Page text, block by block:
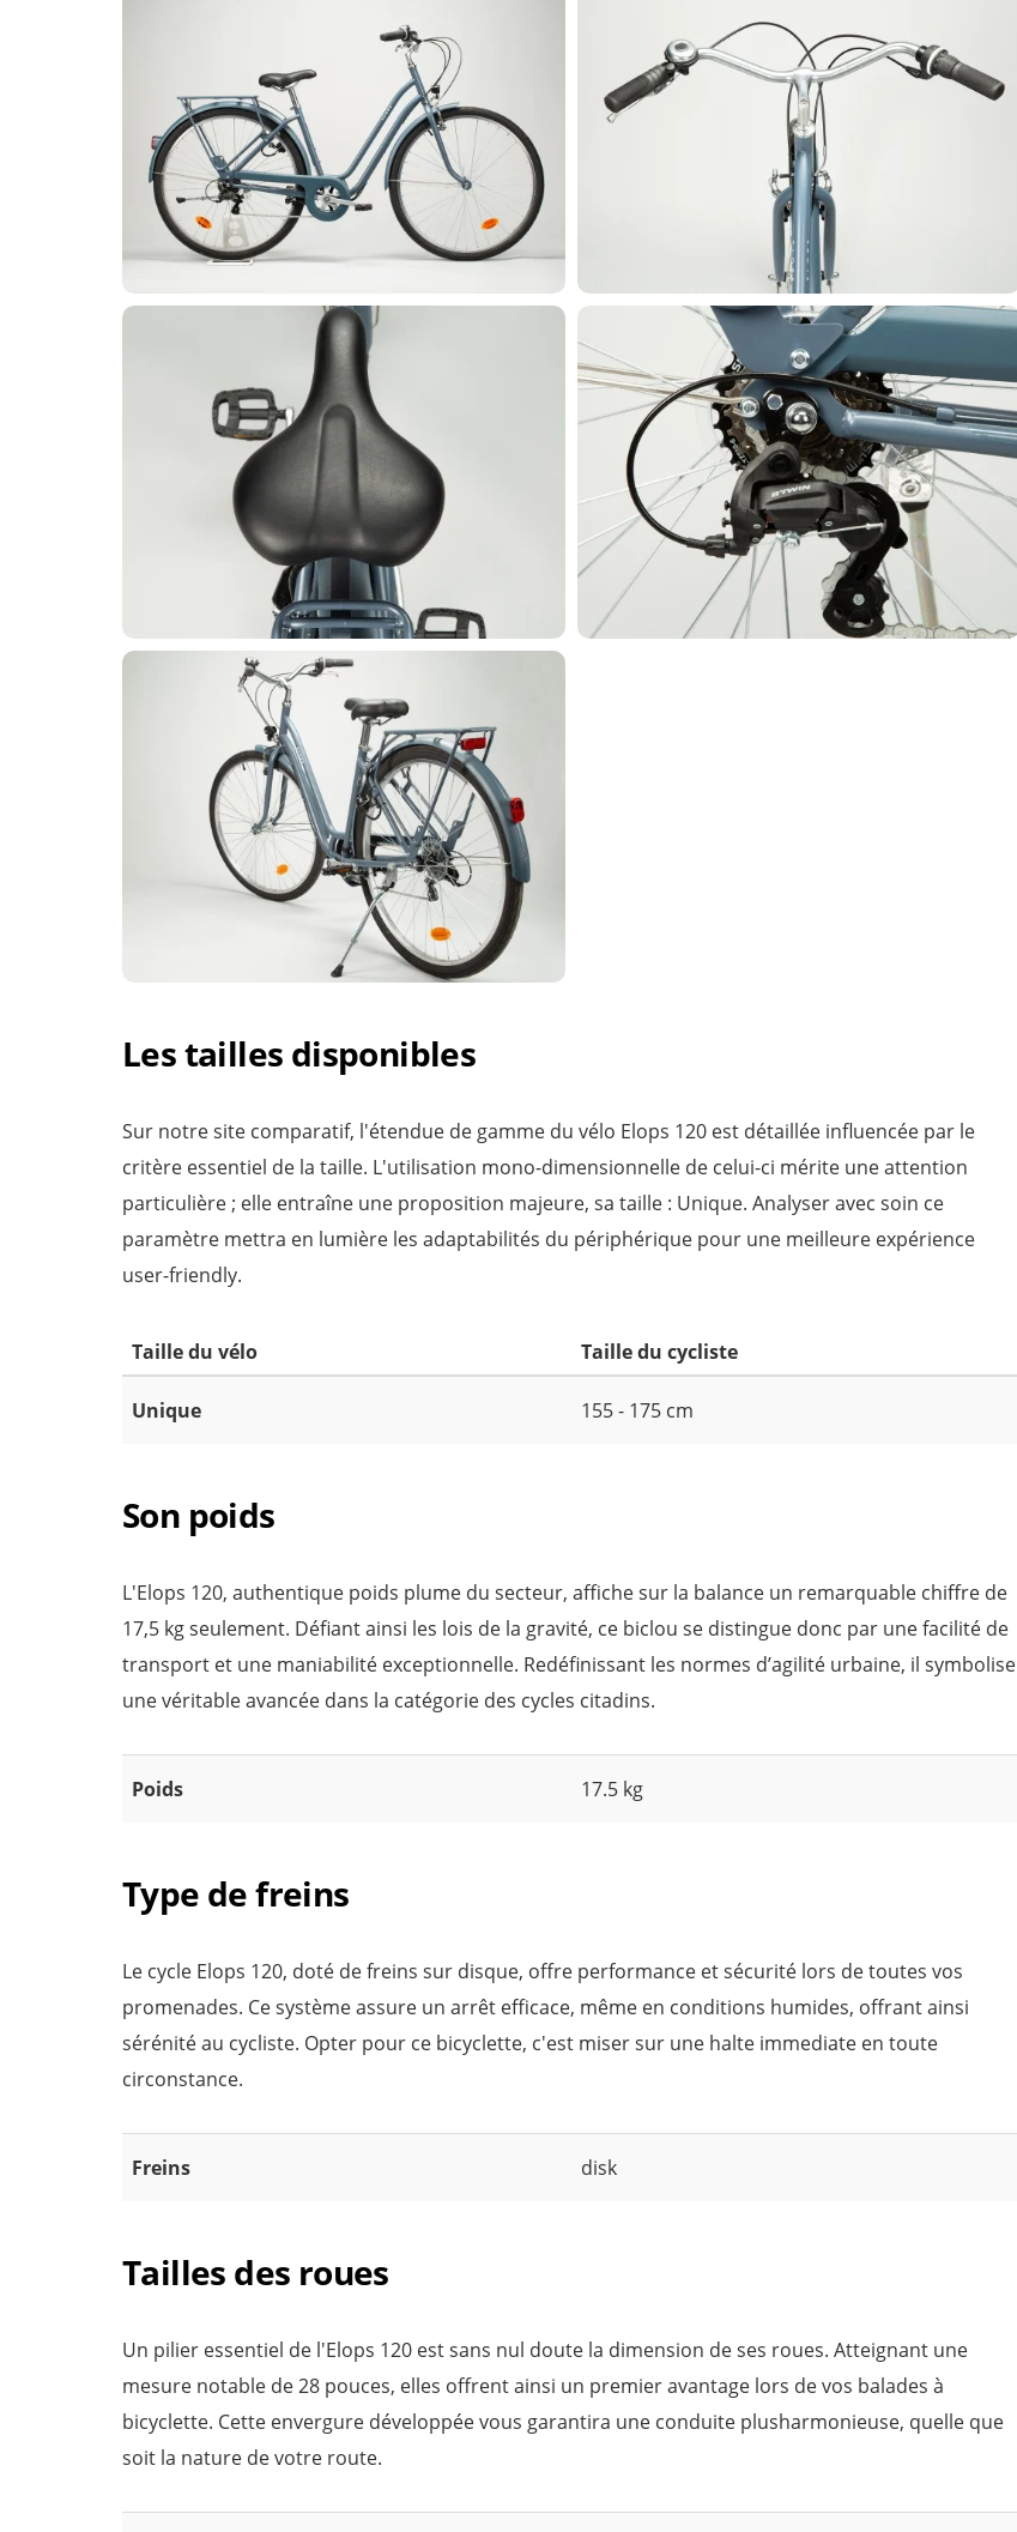
Les tailles disponibles
Sur notre site comparatif, l'étendue de gamme du vélo Elops 120 est détaillée influencée par le
critère essentiel de la taille. L'utilisation mono-dimensionnelle de celui-ci mérite une attention
particulière ; elle entraîne une proposition majeure, sa taille : Unique. Analyser avec soin ce
paramètre mettra en lumière les adaptabilités du périphérique pour une meilleure expérience
user-friendly.
Taille du vélo Taille du cycliste
Unique 155 - 175 cm
Son poids
L'Elops 120, authentique poids plume du secteur, affiche sur la balance un remarquable chiffre de
17,5 kg seulement. Défiant ainsi les lois de la gravité, ce biclou se distingue donc par une facilité de
transport et une maniabilité exceptionnelle. Redéfinissant les normes d’agilité urbaine, il symbolise
une véritable avancée dans la catégorie des cycles citadins.
Poids 17.5 kg
Type de freins
Le cycle Elops 120, doté de freins sur disque, offre performance et sécurité lors de toutes vos
promenades. Ce système assure un arrêt efficace, même en conditions humides, offrant ainsi
sérénité au cycliste. Opter pour ce bicyclette, c'est miser sur une halte immediate en toute
circonstance.
Freins disk
Tailles des roues
Un pilier essentiel de l'Elops 120 est sans nul doute la dimension de ses roues. Atteignant une
mesure notable de 28 pouces, elles offrent ainsi un premier avantage lors de vos balades à
bicyclette. Cette envergure développée vous garantira une conduite plusharmonieuse, quelle que
soit la nature de votre route.